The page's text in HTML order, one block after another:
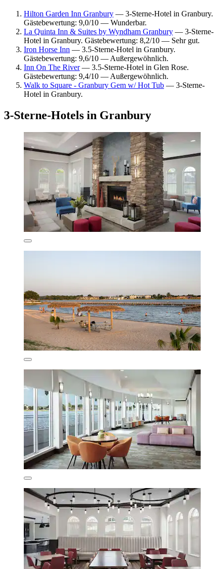
Hilton Garden Inn Granbury — 3-Sterne-Hotel in Granbury.
Gästebewertung: 9,0/10 — Wunderbar.
La Quinta Inn & Suites by Wyndham Granbury — 3-Sterne-
Hotel in Granbury. Gästebewertung: 8,2/10 — Sehr gut.
Iron Horse Inn — 3.5-Sterne-Hotel in Granbury.
Gästebewertung: 9,6/10 — Außergewöhnlich.
Inn On The River— 3.5-Sterne-Hotel in Glen Rose.
Gästebewertung: 9,4/10 — Außergewöhnlich.
Walk to Square - Granbury Gem w/ Hot Tub — 3-Sterne-
Hotel in Granbury.
3-Sterne-Hotels in Granbury